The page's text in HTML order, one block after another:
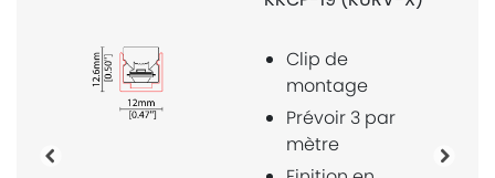
Clip de
montage
Prévoir 3 par
Précédente